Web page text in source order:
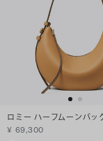
ロミー ハーフムーンバッ
¥ 69,300